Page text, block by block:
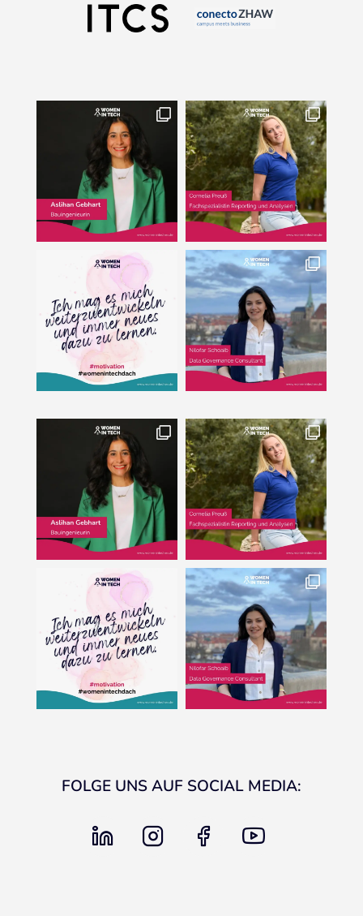
FOLGE UNS AUF SOCIAL MEDIA:
linkedin instagram